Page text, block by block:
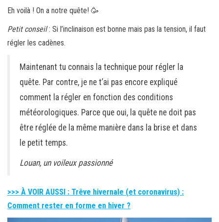
Eh voilà ! On a notre quête! 🥳
Petit conseil: Si l’inclinaison est bonne mais pas la tension, il faut
régler les cadènes.
Maintenant tu connais la technique pour régler la
quête. Par contre, je ne t’ai pas encore expliqué
comment la régler en fonction des conditions
météorologiques. Parce que oui, la quête ne doit pas
être réglée de la même manière dans la brise et dans
le petit temps.
Louan, un voileux passionné
>>> À VOIR AUSSI : Trêve hivernale (et coronavirus) :
Comment rester en forme en hiver ?